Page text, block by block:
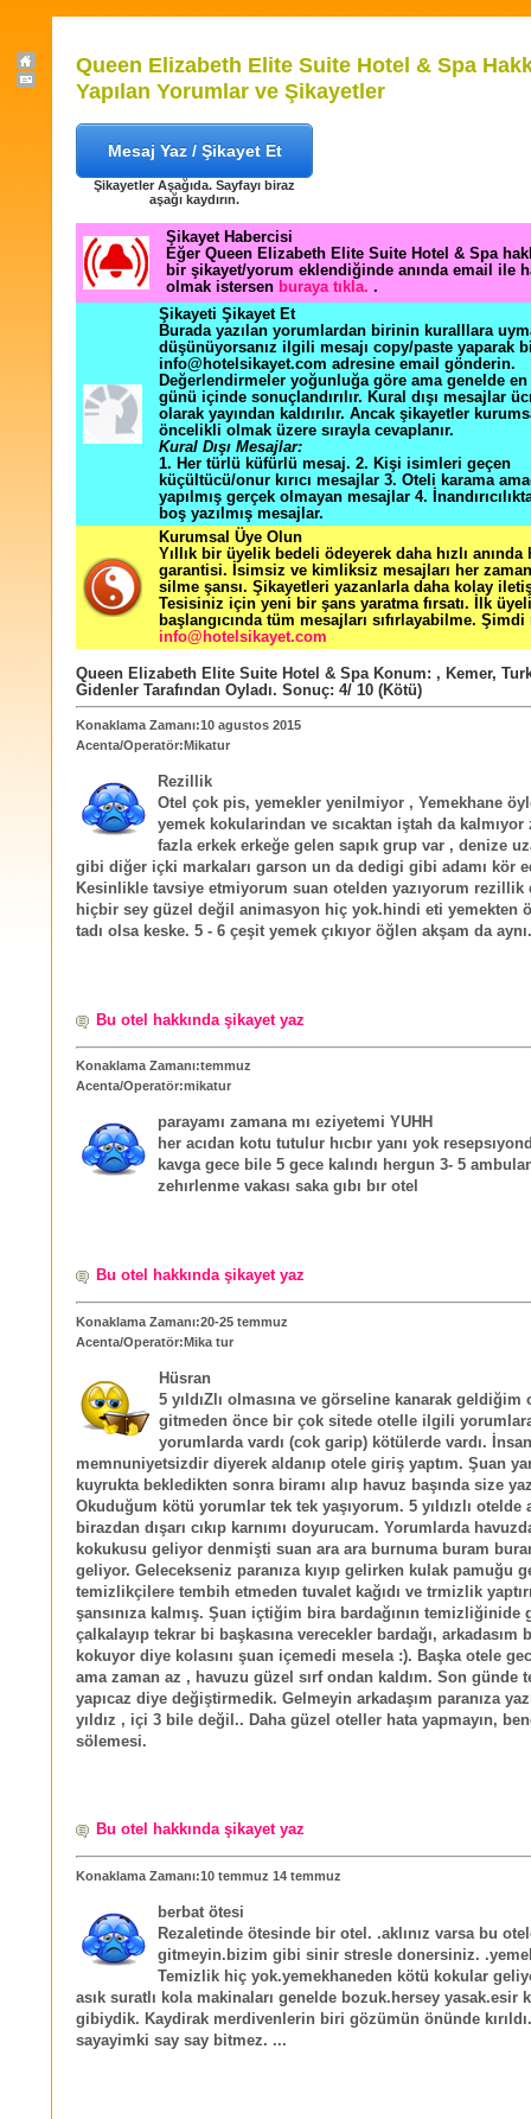
Queen Elizabeth Elite Suite Hotel & Spa
Yapılan Yorumlar ve Şikayetler
Mesaj Yaz / Şikayet Et
Şikayetler Aşağıda. Sayfayı biraz
aşağı kaydırın.
Şikayet Habercisi
Eğer Queen Elizabeth Elite Suite Hotel & Spa
bir şikayet/yorum eklendiğinde anında email ile
olmak istersen buraya tıkla. .
Şikayeti Şikayet Et
Burada yazılan yorumlardan birinin kuralllara
düşünüyorsanız ilgili mesajı copy/paste yaparak
info@hotelsikayet.com adresine email gönderin.
Değerlendirmeler yoğunluğa göre ama genelde
günü içinde sonuçlandırılır. Kural dışı mesajlar
olarak yayından kaldırılır. Ancak şikayetler
öncelikli olmak üzere sırayla cevaplanır.
Kural Dışı Mesajlar:
1. Her türlü küfürlü mesaj. 2. Kişi isimleri geçen
küçültücü/onur kırıcı mesajlar 3. Oteli karama
yapılmış gerçek olmayan mesajlar 4.
boş yazılmış mesajlar.
Kurumsal Üye Olun
Yıllık bir üyelik bedeli ödeyerek daha hızlı
garantisi. İsimsiz ve kimliksiz mesajları her zaman
silme şansı. Şikayetleri yazanlarla daha kolay
Tesisiniz için yeni bir şans yaratma fırsatı. İlk
başlangıcında tüm mesajları sıfırlayabilme. Şimdi
info@hotelsikayet.com
Queen Elizabeth Elite Suite Hotel & Spa Konum: , Kemer,
Gidenler Tarafından Oyladı. Sonuç: 4/ 10 (Kötü)
Konaklama Zamanı:10 agustos 2015
Acenta/Operatör:Mikatur
Rezillik
Otel çok pis, yemekler yenilmiyor , Yemekhane
yemek kokularindan ve sıcaktan iştah da kalmıyor
fazla erkek erkeğe gelen sapık grup var , denize
gibi diğer içki markaları garson un da dedigi gibi adamı kör
Kesinlikle tavsiye etmiyorum suan otelden yazıyorum rezillik
hiçbir sey güzel değil animasyon hiç yok.hindi eti yemekten
tadı olsa keske. 5 - 6 çeşit yemek çıkıyor öğlen akşam da aynı.
Bu otel hakkında şikayet yaz
Konaklama Zamanı:temmuz
Acenta/Operatör:mikatur
parayamı zamana mı eziyetemi YUHH
her acıdan kotu tutulur hıcbır yanı yok
kavga gece bile 5 gece kalındı hergun 3- 5
zehırlenme vakası saka gıbı bır otel
Bu otel hakkında şikayet yaz
Konaklama Zamanı:20-25 temmuz
Acenta/Operatör:Mika tur
Hüsran
5 yıldıZlı olmasına ve görseline kanarak geldiğim
gitmeden önce bir çok sitede otelle ilgili
yorumlarda vardı (cok garip) kötülerde vardı.
memnuniyetsizdir diyerek aldanıp otele giriş yaptım. Şuan
kuyrukta bekledikten sonra biramı alıp havuz başında size
Okuduğum kötü yorumlar tek tek yaşıyorum. 5 yıldızlı otelde
birazdan dışarı cıkıp karnımı doyurucam. Yorumlarda
kokukusu geliyor denmişti suan ara ara burnuma buram
geliyor. Gelecekseniz paranıza kıyıp gelirken kulak pamuğu
temizlikçilere tembih etmeden tuvalet kağıdı ve trmizlik
şansınıza kalmış. Şuan içtiğim bira bardağının temizliğinide
çalkalayıp tekrar bi başkasına verecekler bardağı, arkadasım
kokuyor diye kolasını şuan içemedi mesela :). Başka otele
ama zaman az , havuzu güzel sırf ondan kaldım. Son günde
yapıcaz diye değiştirmedik. Gelmeyin arkadaşım paranıza
yıldız , içi 3 bile değil.. Daha güzel oteller hata yapmayın,
sölemesi.
Bu otel hakkında şikayet yaz
Konaklama Zamanı:10 temmuz 14 temmuz
berbat ötesi
Rezaletinde ötesinde bir otel. .aklınız varsa bu
gitmeyin.bizim gibi sinir stresle donersiniz.
Temizlik hiç yok.yemekhaneden kötü kokular
asık suratlı kola makinaları genelde bozuk.hersey yasak.esir
gibiydik. Kaydirak merdivenlerin biri gözümün önünde
sayayimki say say bitmez. ...